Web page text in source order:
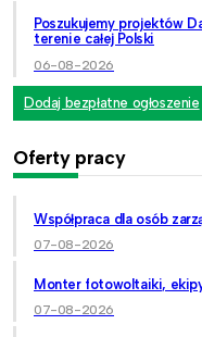
Poszukujemy projektów
terenie całej Polski
06-08-2026
Dodaj bezpłatne ogłoszenie
Oferty pracy
Współpraca dla osób
07-08-2026
Monter fotowoltaiki,
07-08-2026